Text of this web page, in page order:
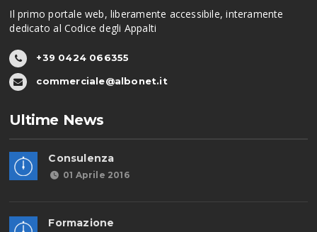
Il primo portale web, liberamente accessibile, interamente
dedicato al Codice degli Appalti
+39 0424 066355
commerciale@albonet.it
Ultime News
Consulenza
01 Aprile 2016
Formazione